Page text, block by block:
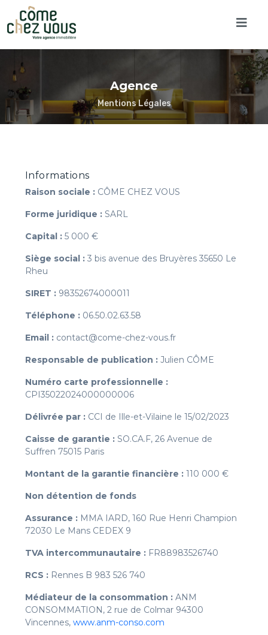
Agence
Mentions Légales
Informations
Raison sociale : CÔME CHEZ VOUS
Forme juridique : SARL
Capital : 5 000 €
Siège social : 3 bis avenue des Bruyères 35650 Le
Rheu
SIRET : 98352674000011
Téléphone : 06.50.02.63.58
Email : contact@come-chez-vous.fr
Responsable de publication : Julien CÔME
Numéro carte professionnelle :
CPI35022024000000006
Délivrée par : CCI de Ille-et-Vilaine le 15/02/2023
Caisse de garantie : SO.CA.F, 26 Avenue de
Suffren 75015 Paris
Montant de la garantie financière : 110 000 €
Non détention de fonds
Assurance : MMA IARD, 160 Rue Henri Champion
72030 Le Mans CEDEX 9
TVA intercommunautaire : FR88983526740
RCS : Rennes B 983 526 740
Médiateur de la consommation : ANM
CONSOMMATION, 2 rue de Colmar 94300
Vincennes, www.anm-conso.com